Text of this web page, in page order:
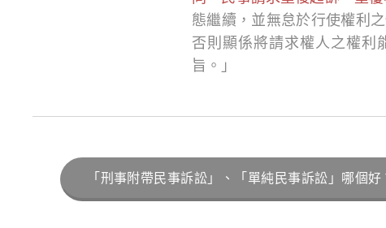
態繼續，並無怠於行使權利
否則顯係將請求權人之權利
旨。」
「刑事附帶民事訴訟」、「單純民事訴訟」哪個好